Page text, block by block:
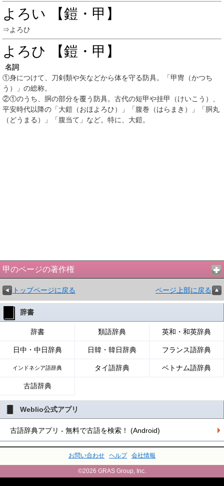
よろい 【鎧・甲】
⇒よろひ
よろひ 【鎧・甲】
名詞
①身につけて、刀剣類や矢などから体を守る防具。「甲冑（かつち
う）」の総称。
②①のうち、胴の部分を覆う防具。古代の短甲や挂甲（けいこう）、
平安時代以降の「大鎧（おほよろひ）」「腹巻（はらまき）」「胴丸
（どうまる）」「腹当て」など。特に、大鎧。
甲のページの著作権
トップページに戻る ページ上部に戻る
辞書
辞書 類語辞典 英和・和英辞典
日中・中日辞典 日韓・韓日辞典 フランス語辞典
インドネシア語辞典 タイ語辞典 ベトナム語辞典
古語辞典
Weblio公式アプリ
古語辞典アプリ - 無料で古語を検索！ (Android)
お問い合わせ ヘルプ 会社情報
©2026 GRAS Group, Inc.